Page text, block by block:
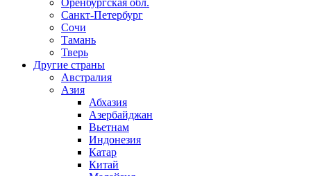
Оренбургская обл.
Санкт-Петербург
Сочи
Тамань
Тверь
Другие страны
Австралия
Азия
Абхазия
Азербайджан
Вьетнам
Индонезия
Катар
Китай